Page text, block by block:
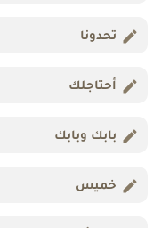
تحدونا
أحتاجلك
بابك وبابك
خميس